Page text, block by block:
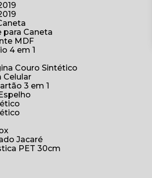
para Caneta
MDF
4 em 1
Couro Sintético
Celular
3 em 1
Jacaré
PET 30cm